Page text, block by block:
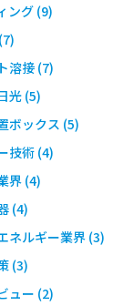
ング (9)
溶接 (7)
光 (5)
ボックス (5)
技術 (4)
界 (4)
(4)
ネルギー業界 (3)
(3)
ュー (2)